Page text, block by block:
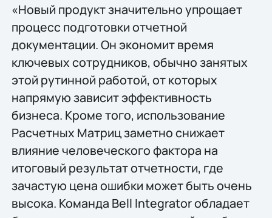
«Новый продукт значительно упрощает
процесс подготовки отчетной
документации. Он экономит время
ключевых сотрудников, обычно занятых
этой рутинной работой, от которых
напрямую зависит эффективность
бизнеса. Кроме того, использование
Расчетных Матриц заметно снижает
влияние человеческого фактора на
итоговый результат отчетности, где
зачастую цена ошибки может быть очень
высока. Команда Bell Integrator обладает